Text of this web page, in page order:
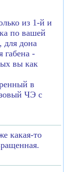
из 1-й и
по вашей
для дона
габена -
вы как
в
ЧЭ с
какая-то